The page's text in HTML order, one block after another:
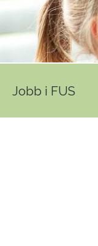
Jobb i FUS